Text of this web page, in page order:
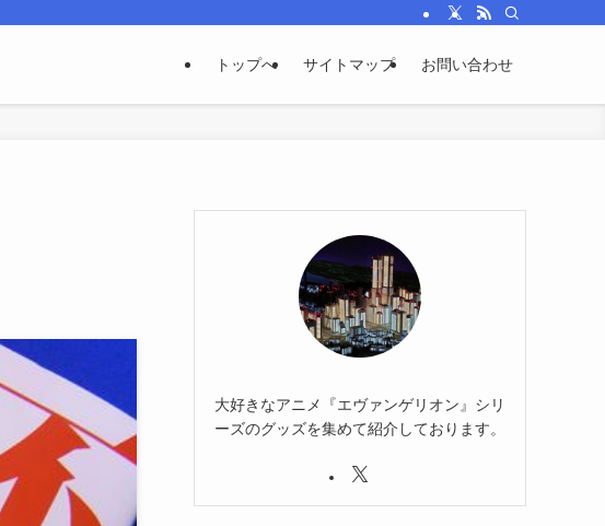
トップへ サイトマップ お問い合わせ
大好きなアニメ『エヴァンゲリオン』シリ
ーズのグッズを集めて紹介しております。